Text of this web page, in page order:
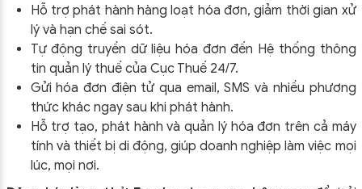
Hỗ trợ phát hành hàng loạt hóa đơn, giảm thời gian xử
lý và hạn chế sai sót.
Tự động truyền dữ liệu hóa đơn đến Hệ thống thông
tin quản lý thuế của Cục Thuế 24/7.
Gửi hóa đơn điện tử qua email, SMS và nhiều phương
thức khác ngay sau khi phát hành.
Hỗ trợ tạo, phát hành và quản lý hóa đơn trên cả máy
tính và thiết bị di động, giúp doanh nghiệp làm việc mọi
lúc, mọi nơi.